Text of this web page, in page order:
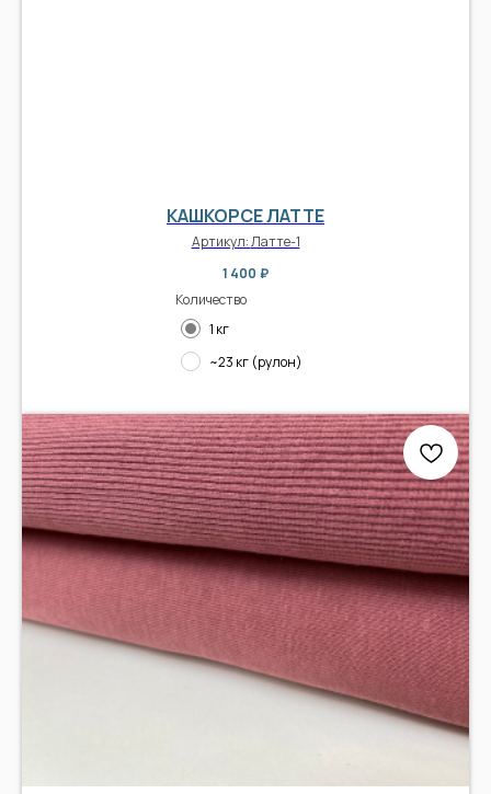
КАШКОРСЕ ЛАТТЕ
Артикул:Латте-1
1 400 ₽
Количество
1 кг
~23 кг (рулон)